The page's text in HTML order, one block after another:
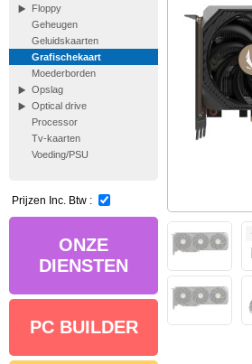
Floppy
Geheugen
Geluidskaarten
Grafischekaart
Moederborden
Opslag
Optical drive
Processor
Tv-kaarten
Voeding/PSU
Prijzen Inc. Btw :
ONZE
DIENSTEN
PC BUILDER